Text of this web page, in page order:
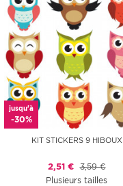
jusqu'à
-30%
KIT STICKERS 9 HIBOUX
2,51 € 3,59 €
Plusieurs tailles